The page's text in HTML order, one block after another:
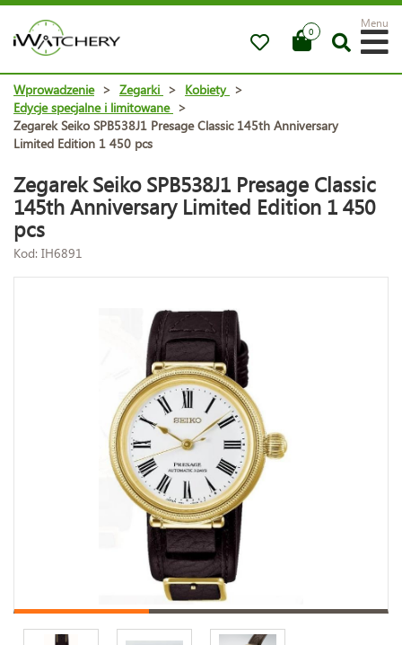
0
Menu
Wprowadzenie > Zegarki > Kobiety >
Edycje specjalne i limitowane >
Zegarek Seiko SPB538J1 Presage Classic 145th Anniversary
Limited Edition 1 450 pcs
Zegarek Seiko SPB538J1 Presage Classic
145th Anniversary Limited Edition 1 450
pcs
Kod: IH6891